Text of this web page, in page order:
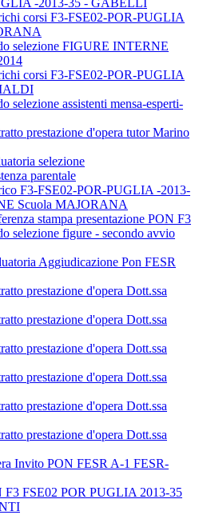
-2013-35 - GABELLI
corsi F3-FSE02-POR-PUGLIA
selezione FIGURE INTERNE
corsi F3-FSE02-POR-PUGLIA
selezione assistenti mensa-esperti-
prestazione d'opera tutor Marino
selezione
parentale
F3-FSE02-POR-PUGLIA -2013-
Scuola MAJORANA
stampa presentazione PON F3
selezione figure - secondo avvio
Aggiudicazione Pon FESR
prestazione d'opera Dott.ssa
prestazione d'opera Dott.ssa
prestazione d'opera Dott.ssa
prestazione d'opera Dott.ssa
prestazione d'opera Dott.ssa
prestazione d'opera Dott.ssa
Invito PON FESR A-1 FESR-
F3 FSE02 POR PUGLIA 2013-35